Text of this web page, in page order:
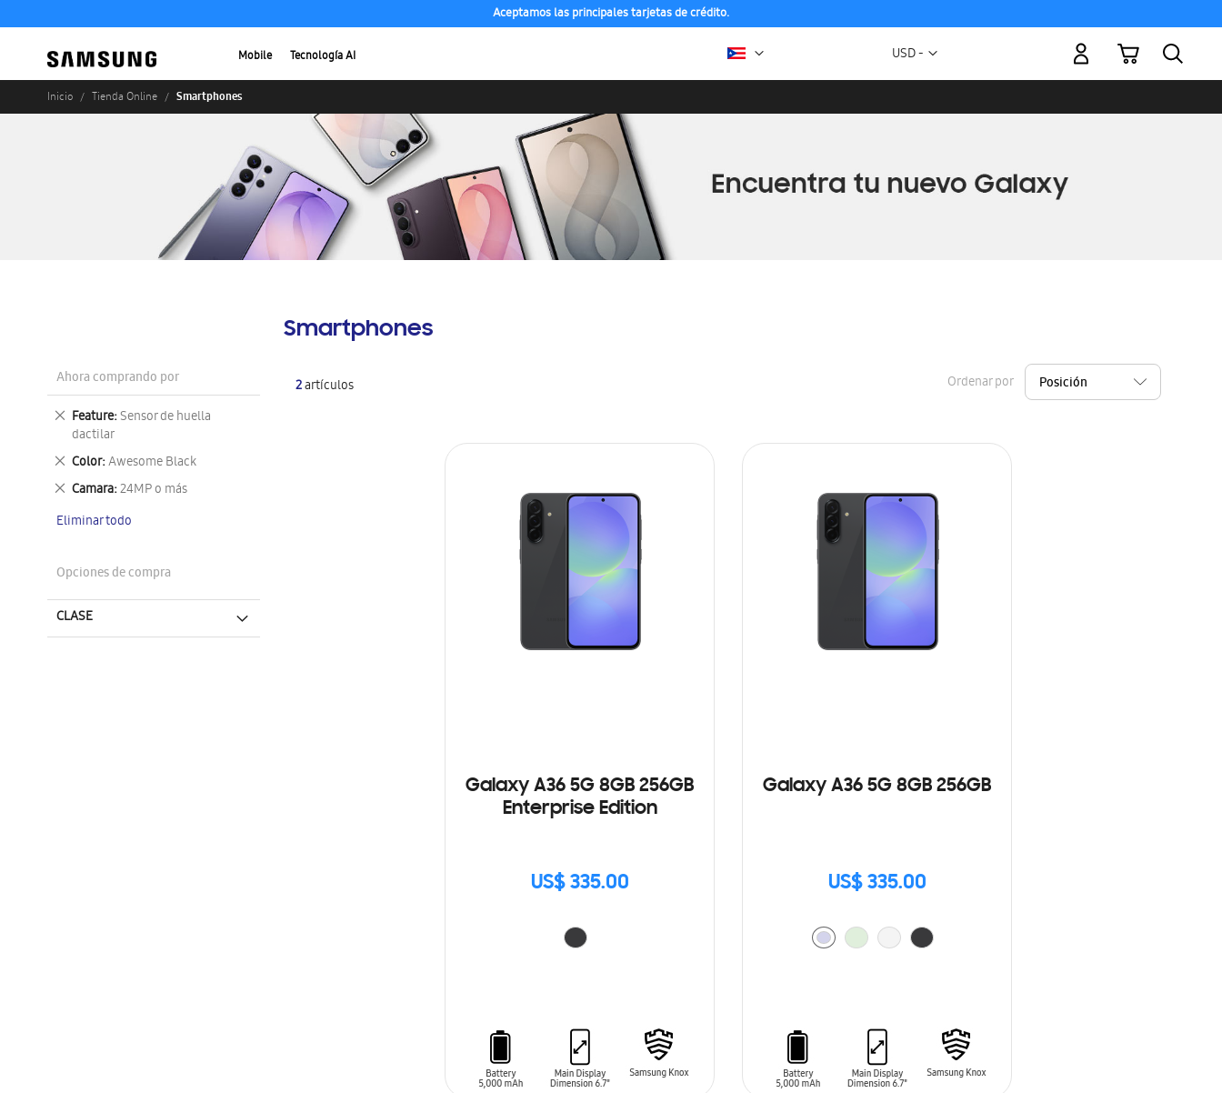
Aceptamos las principales tarjetas de crédito.
Mobile Tecnología AI Moneda
USD -
Mi carrito
Inicio Tienda Online Smartphones
Smartphones
2artículos Ordenar por
Galaxy A36 5G 8GB 256GB
Enterprise Edition
US$ 335.00
Galaxy A36 5G 8GB 256GB
US$ 335.00
Ahora comprando por
Feature Sensor de huella
dactilar
Eliminar
este
artículo
Color Awesome Black
Eliminar
este
artículo
Camara 24MP o más
Eliminar
artículo
Eliminar todo
Opciones de compra
CLASE